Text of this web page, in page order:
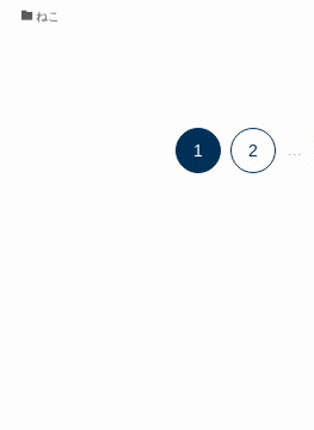
ねこ
1 2 ...